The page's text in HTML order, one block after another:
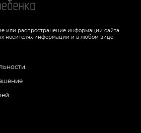
или распространение информации сайта
носителях информации и в любом виде